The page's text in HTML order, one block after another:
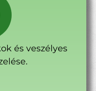
és veszélyes